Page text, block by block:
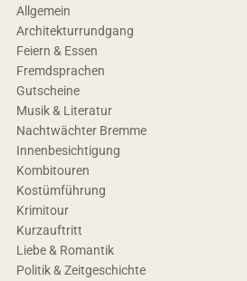
Allgemein
Architekturrundgang
Feiern & Essen
Fremdsprachen
Gutscheine
Musik & Literatur
Nachtwächter Bremme
Innenbesichtigung
Kombitouren
Kostümführung
Krimitour
Kurzauftritt
Liebe & Romantik
Politik & Zeitgeschichte